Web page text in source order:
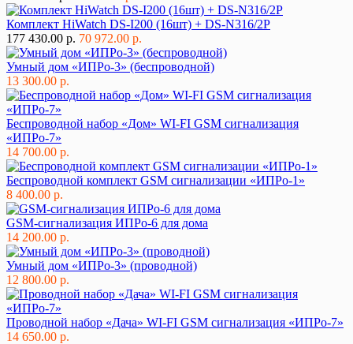
Комплект HiWatch DS-I200 (16шт) + DS-N316/2P
177 430.00 р. 70 972.00 р.
Умный дом «ИПРо-3» (беспроводной)
13 300.00 р.
Беспроводной набор «Дом» WI-FI GSM сигнализация
«ИПРо-7»
14 700.00 р.
Беспроводной комплект GSM сигнализации «ИПРо-1»
8 400.00 р.
GSM-сигнализация ИПРо-6 для дома
14 200.00 р.
Умный дом «ИПРо-3» (проводной)
12 800.00 р.
Проводной набор «Дача» WI-FI GSM сигнализация «ИПРо-7»
14 650.00 р.